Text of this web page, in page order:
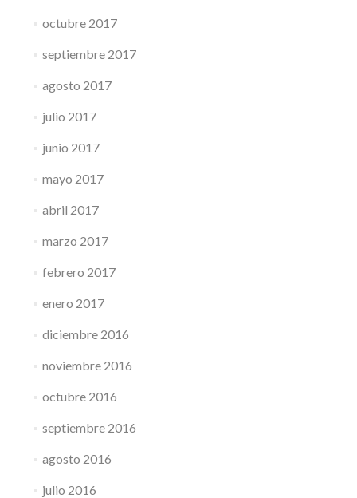
octubre 2017
septiembre 2017
agosto 2017
julio 2017
junio 2017
mayo 2017
abril 2017
marzo 2017
febrero 2017
enero 2017
diciembre 2016
noviembre 2016
octubre 2016
septiembre 2016
agosto 2016
julio 2016